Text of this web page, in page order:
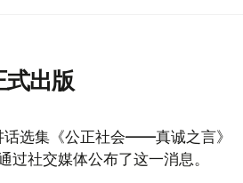
出版
话选集《公正社会——真诚之言》
过社交媒体公布了这一消息。